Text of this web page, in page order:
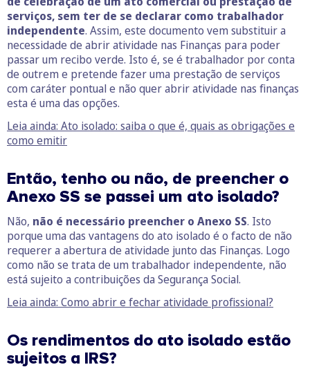
serviços, sem ter de se declarar como trabalhador
independente. Assim, este documento vem substituir a
necessidade de abrir atividade nas Finanças para poder
passar um recibo verde. Isto é, se é trabalhador por conta
de outrem e pretende fazer uma prestação de serviços
com caráter pontual e não quer abrir atividade nas finanças
esta é uma das opções.
Leia ainda: Ato isolado: saiba o que é, quais as obrigações e
como emitir
Então, tenho ou não, de preencher o
Anexo SS se passei um ato isolado?
Não, não é necessário preencher o Anexo SS. Isto
porque uma das vantagens do ato isolado é o facto de não
requerer a abertura de atividade junto das Finanças. Logo
como não se trata de um trabalhador independente, não
está sujeito a contribuições da Segurança Social.
Leia ainda: Como abrir e fechar atividade profissional?
Os rendimentos do ato isolado estão
sujeitos a IRS?